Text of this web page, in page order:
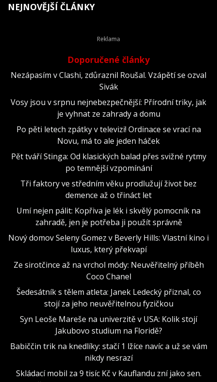
NEJNOVĚJŠÍ ČLÁNKY
Doporučené články
Nezápasím v Clashi, zdůraznil Roušal. Vzápětí se ozval
Sivák
Vosy jsou v srpnu nejnebezpečnější: Přírodní triky, jak
je vyhnat ze zahrady a domu
Po pěti letech zpátky v televizi! Ordinace se vrací na
Novu, má to ale jeden háček
Pět tváří Stinga: Od klasických balad přes svižné rytmy
po temnější vzpomínání
Tři faktory ve středním věku prodlužují život bez
demence až o třináct let
Umí nejen pálit: Kopřiva je lék i skvělý pomocník na
zahradě, jen je potřeba ji použít správně
Nový domov Seleny Gomez v Beverly Hills: Vlastní kino i
luxus, který překvapí
Ze sirotčince až na vrchol módy: Neuvěřitelný příběh
Coco Chanel
Šedesátník s tělem atleta: Janek Ledecký přiznal, co
stojí za jeho neuvěřitelnou fyzičkou
Syn Leoše Mareše na univerzitě v USA: Kolik stojí
Jakubovo studium na Floridě?
Babiččin trik na knedlíky: stačí 1 lžíce navíc a už se vám
nikdy nesrazí
Skládací mobil za 9 tisíc Kč v Kauflandu zní jako sen.